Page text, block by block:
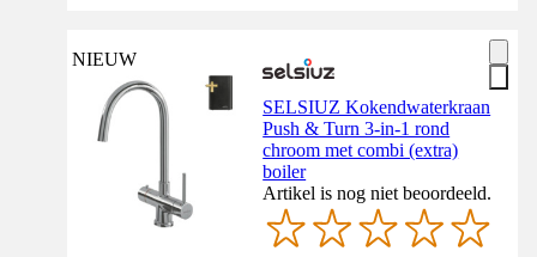
NIEUW
SELSIUZ Kokendwaterkraan
Push & Turn 3-in-1 rond
chroom met combi (extra)
boiler
Artikel is nog niet beoordeeld.